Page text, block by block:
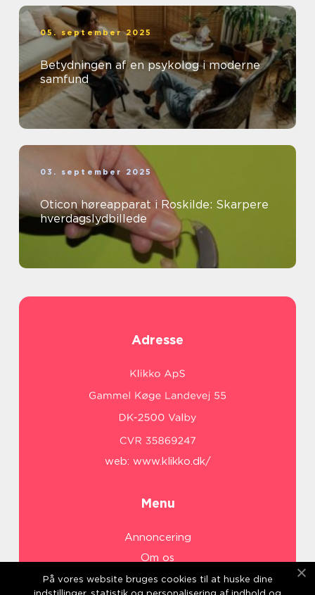
05. september 2025
Betydningen af en psykolog i moderne
samfund
03. september 2025
Oticon høreapparat i Roskilde: Skarpere
hverdagslydbillede
Adresse
web: www.klikko.dk/
Menu
Annoncering
Om os
Cookies
På vores website bruges cookies til at huske dine